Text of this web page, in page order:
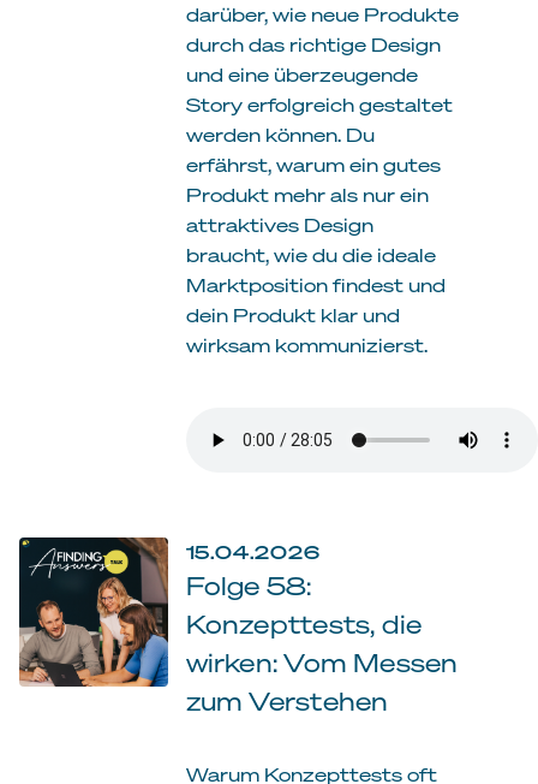
darüber, wie neue Produkte
durch das richtige Design
und eine überzeugende
Story erfolgreich gestaltet
werden können. Du
erfährst, warum ein gutes
Produkt mehr als nur ein
attraktives Design
braucht, wie du die ideale
Marktposition findest und
dein Produkt klar und
wirksam kommunizierst.
15.04.2026
Folge 58:
Konzepttests, die
wirken: Vom Messen
zum Verstehen
Warum Konzepttests oft